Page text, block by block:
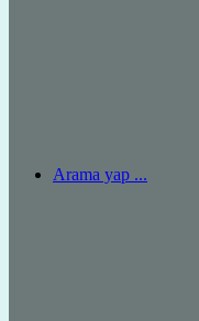
Arama yap ...